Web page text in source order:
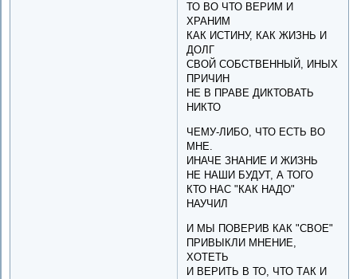
ТО ВО ЧТО ВЕРИМ И
ХРАНИМ
КАК ИСТИНУ, КАК ЖИЗНЬ И
ДОЛГ
СВОЙ СОБСТВЕННЫЙ, ИНЫХ
ПРИЧИН
НЕ В ПРАВЕ ДИКТОВАТЬ
НИКТО
ЧЕМУ-ЛИБО, ЧТО ЕСТЬ ВО
МНЕ.
ИНАЧЕ ЗНАНИЕ И ЖИЗНЬ
НЕ НАШИ БУДУТ, А ТОГО
КТО НАС "КАК НАДО"
НАУЧИЛ
И МЫ ПОВЕРИВ КАК "СВОЕ"
ПРИВЫКЛИ МНЕНИЕ,
ХОТЕТЬ
И ВЕРИТЬ В ТО, ЧТО ТАК И